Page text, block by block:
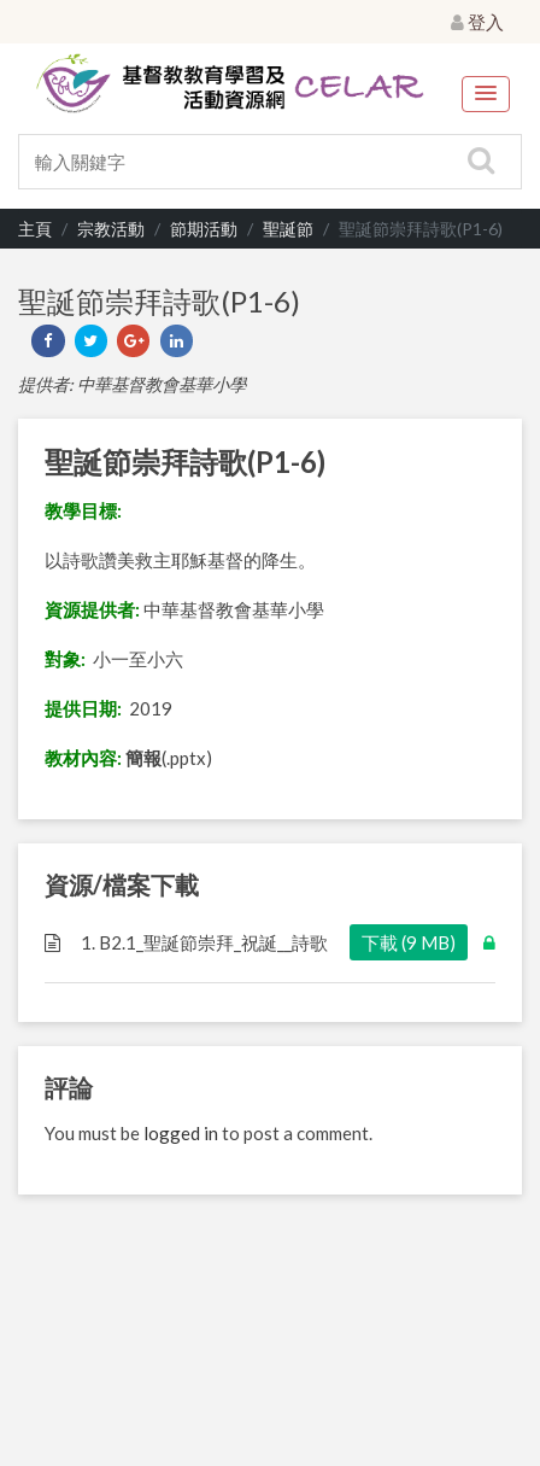
登入
主頁 宗教活動 節期活動 聖誕節 聖誕節崇拜詩歌(P1-6)
聖誕節崇拜詩歌(P1-6)
提供者: 中華基督教會基華小學
聖誕節崇拜詩歌(P1-6)
教學目標:
以詩歌讚美救主耶穌基督的降生。
資源提供者: 中華基督教會基華小學
對象: 小一至小六
提供日期: 2019
教材內容: 簡報(.pptx)
資源/檔案下載
1. B2.1_聖誕節崇拜_祝誕__詩歌 下載 (9 MB)
評論
You must be logged in to post a comment.